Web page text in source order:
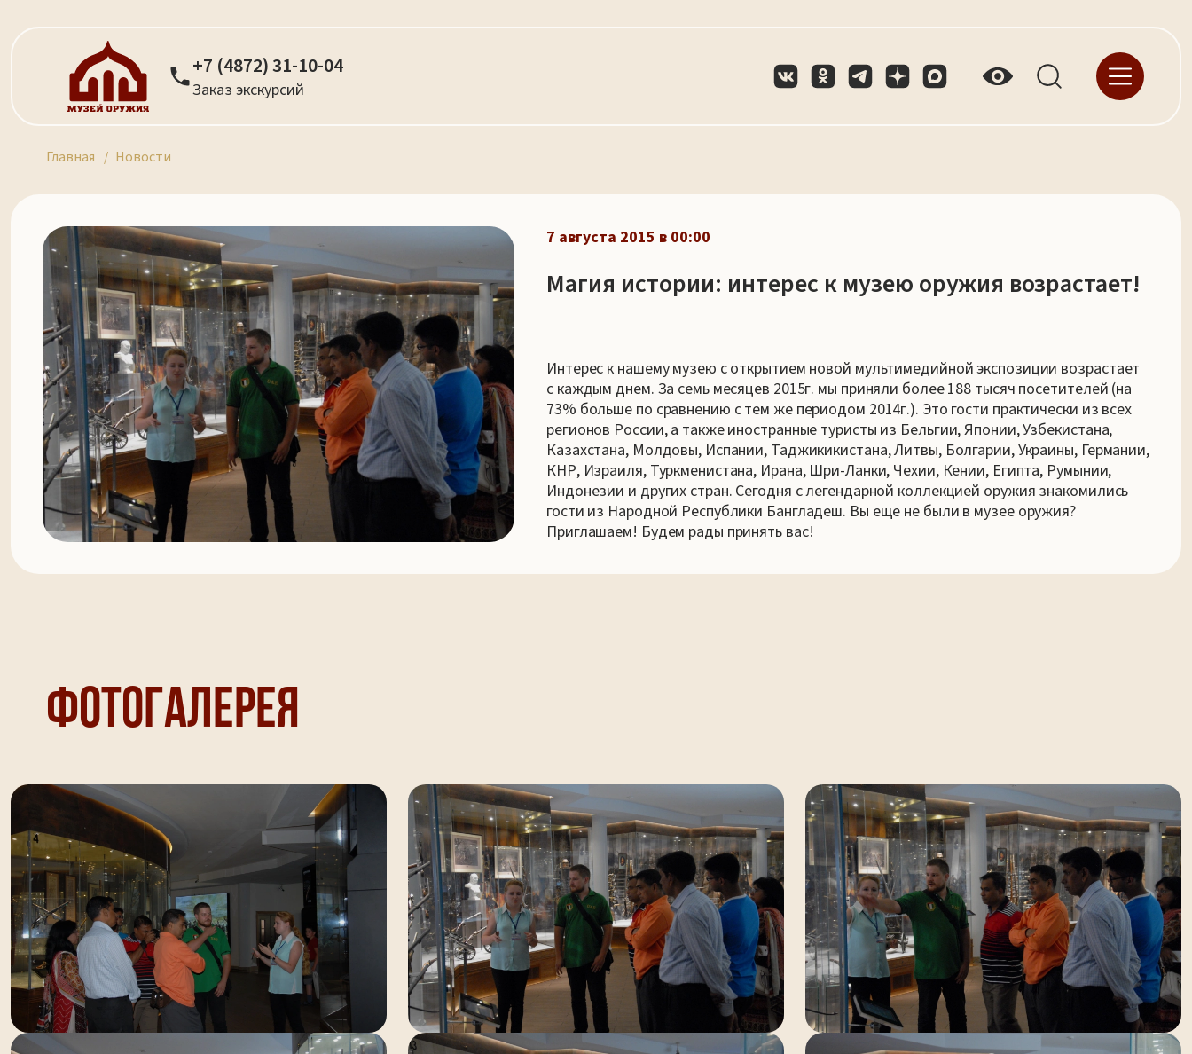
+7 (4872) 31-10-04
Заказ экскурсий
Главная Новости
7 августа 2015 в 00:00
Магия истории: интерес к музею оружия возрастает!
Интерес к нашему музею с открытием новой мультимедийной экспозиции возрастает
с каждым днем. За семь месяцев 2015г. мы приняли более 188 тысяч посетителей (на
73% больше по сравнению с тем же периодом 2014г.). Это гости практически из всех
регионов России, а также иностранные туристы из Бельгии, Японии, Узбекистана,
Казахстана, Молдовы, Испании, Таджикикистана, Литвы, Болгарии, Украины, Германии,
КНР, Израиля, Туркменистана, Ирана, Шри-Ланки, Чехии, Кении, Египта, Румынии,
Индонезии и других стран. Сегодня с легендарной коллекцией оружия знакомились
гости из Народной Республики Бангладеш. Вы еще не были в музее оружия?
Приглашаем! Будем рады принять вас!
Фотогалерея